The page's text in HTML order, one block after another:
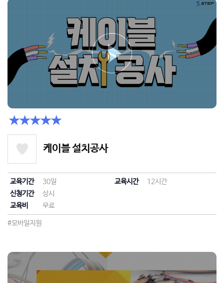
★★★★★
케이블 설치공사
교육기간 30일 교육시간
12시간
신청기간
상시
교육비
무료
#모바일지원